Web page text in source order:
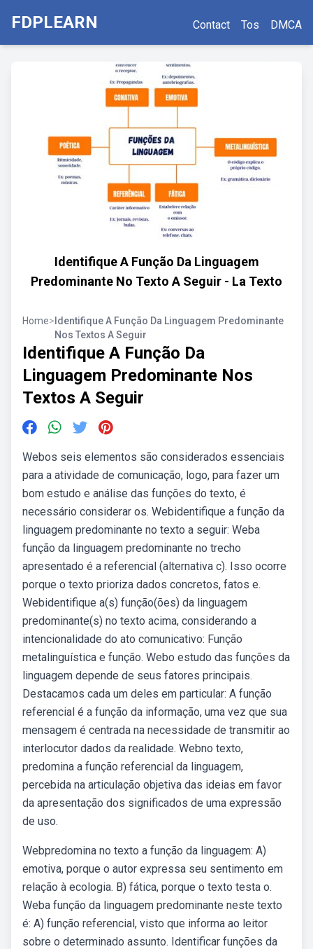
FDPLEARN Contact Tos DMCA
Identifique A Função Da Linguagem
Predominante No Texto A Seguir - La Texto
Home> Identifique A Função Da Linguagem Predominante
Nos Textos A Seguir
Identifique A Função Da
Linguagem Predominante Nos
Textos A Seguir
Webos seis elementos são considerados essenciais
para a atividade de comunicação, logo, para fazer um
bom estudo e análise das funções do texto, é
necessário considerar os. Webidentifique a função da
linguagem predominante no texto a seguir: Weba
função da linguagem predominante no trecho
apresentado é a referencial (alternativa c). Isso ocorre
porque o texto prioriza dados concretos, fatos e.
Webidentifique a(s) função(ões) da linguagem
predominante(s) no texto acima, considerando a
intencionalidade do ato comunicativo: Função
metalinguística e função. Webo estudo das funções da
linguagem depende de seus fatores principais.
Destacamos cada um deles em particular: A função
referencial é a função da informação, uma vez que sua
mensagem é centrada na necessidade de transmitir ao
interlocutor dados da realidade. Webno texto,
predomina a função referencial da linguagem,
percebida na articulação objetiva das ideias em favor
da apresentação dos significados de uma expressão
de uso.
Webpredomina no texto a função da linguagem: A)
emotiva, porque o autor expressa seu sentimento em
relação à ecologia. B) fática, porque o texto testa o.
Weba função da linguagem predominante neste texto
é: A) função referencial, visto que informa ao leitor
sobre o determinado assunto. Identificar funções da